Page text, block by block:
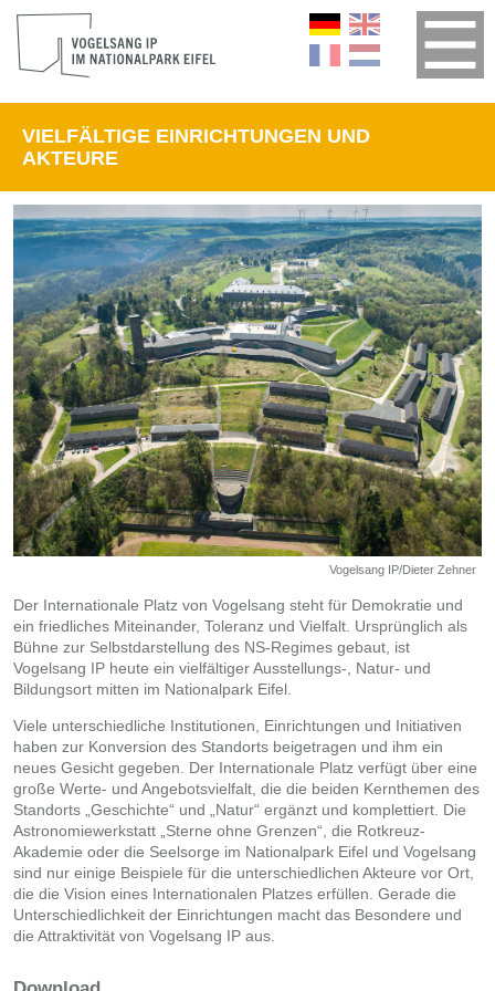
VIELFÄLTIGE EINRICHTUNGEN UND
AKTEURE
Vogelsang IP/Dieter Zehner
Der Internationale Platz von Vogelsang steht für Demokratie und
ein friedliches Miteinander, Toleranz und Vielfalt. Ursprünglich als
Bühne zur Selbstdarstellung des NS-Regimes gebaut, ist
Vogelsang IP heute ein vielfältiger Ausstellungs-, Natur- und
Bildungsort mitten im Nationalpark Eifel.
Viele unterschiedliche Institutionen, Einrichtungen und Initiativen
haben zur Konversion des Standorts beigetragen und ihm ein
neues Gesicht gegeben. Der Internationale Platz verfügt über eine
große Werte- und Angebotsvielfalt, die die beiden Kernthemen des
Standorts „Geschichte“ und „Natur“ ergänzt und komplettiert. Die
Astronomiewerkstatt „Sterne ohne Grenzen“, die Rotkreuz-
Akademie oder die Seelsorge im Nationalpark Eifel und Vogelsang
sind nur einige Beispiele für die unterschiedlichen Akteure vor Ort,
die die Vision eines Internationalen Platzes erfüllen. Gerade die
Unterschiedlichkeit der Einrichtungen macht das Besondere und
die Attraktivität von Vogelsang IP aus.